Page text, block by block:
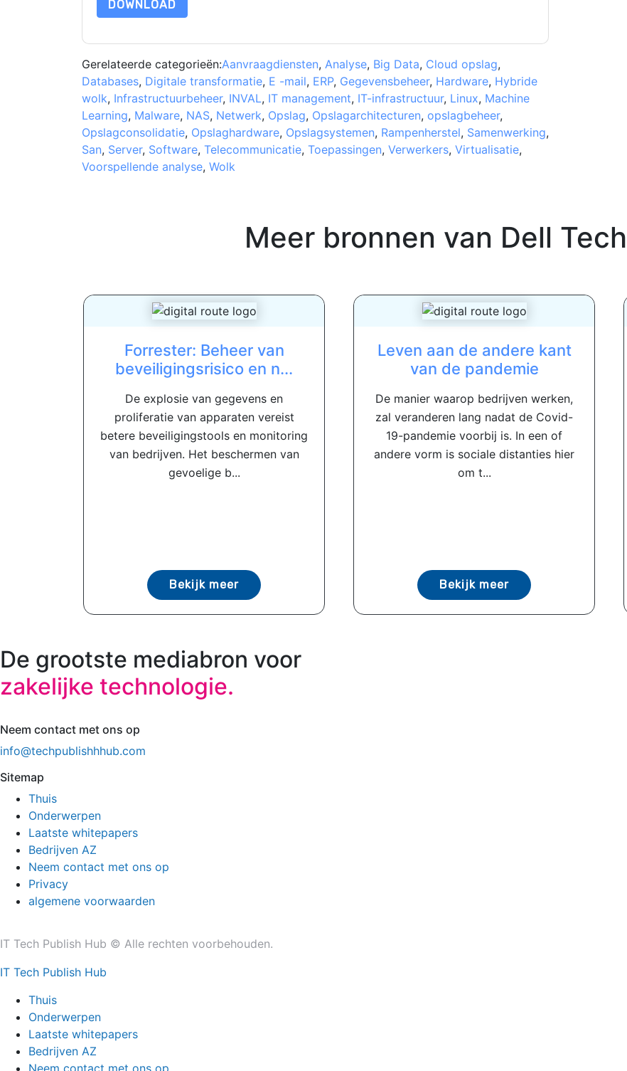
DOWNLOAD
Gerelateerde categorieën:Aanvraagdiensten, Analyse, Big Data, Cloud opslag,
Databases, Digitale transformatie, E -mail, ERP, Gegevensbeheer, Hardware, Hybride
wolk, Infrastructuurbeheer, INVAL, IT management, IT-infrastructuur, Linux, Machine
Learning, Malware, NAS, Netwerk, Opslag, Opslagarchitecturen, opslagbeheer,
Opslagconsolidatie, Opslaghardware, Opslagsystemen, Rampenherstel, Samenwerking,
San, Server, Software, Telecommunicatie, Toepassingen, Verwerkers, Virtualisatie,
Voorspellende analyse, Wolk
Meer bronnen van Dell
Forrester: Beheer van
beveiligingsrisico en n...
De explosie van gegevens en
proliferatie van apparaten vereist
betere beveiligingstools en monitoring
van bedrijven. Het beschermen van
gevoelige b...
Bekijk meer
Leven aan de andere kant
van de pandemie
De manier waarop bedrijven werken,
zal veranderen lang nadat de Covid-
19-pandemie voorbij is. In een of
andere vorm is sociale distanties hier
om t...
Bekijk meer
De grootste mediabron voor
zakelijke technologie.
Neem contact met ons op
info@techpublishhhub.com
Sitemap
Thuis
Onderwerpen
Laatste whitepapers
Bedrijven AZ
Neem contact met ons op
Privacy
algemene voorwaarden
IT Tech Publish Hub © Alle rechten voorbehouden.
IT Tech Publish Hub
Thuis
Onderwerpen
Laatste whitepapers
Bedrijven AZ